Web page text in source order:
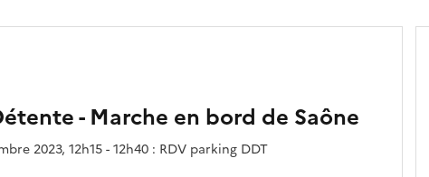
- Marche en bord de Saône
2023, 12h15 - 12h40 : RDV parking DDT